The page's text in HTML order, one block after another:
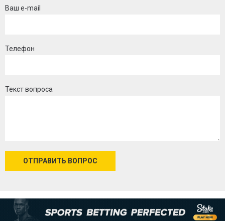
Ваш e-mail
Телефон
Текст вопроса
ОТПРАВИТЬ ВОПРОС